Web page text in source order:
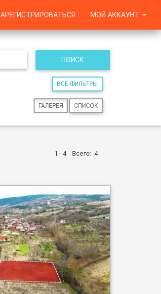
МОЙ АККАУНТ
ПОИСК
ВСЕ ФИЛЬТРЫ
ГАЛЕРЕЯ СПИСОК
1 - 4 Всего: 4